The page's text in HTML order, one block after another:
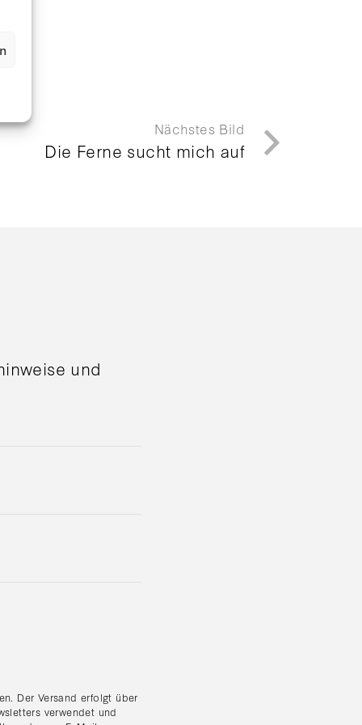
Nächstes Bild
Die Ferne sucht mich auf
und
Der Versand erfolgt über
verwendet und